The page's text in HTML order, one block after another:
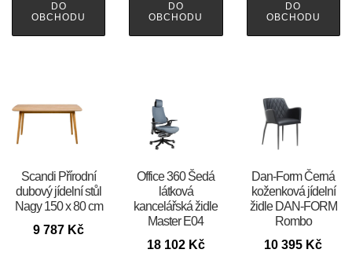
DO
OBCHODU
DO
OBCHODU
DO
OBCHODU
Scandi Přírodní
dubový jídelní stůl
Nagy 150 x 80 cm
9 787 Kč
Office 360 Šedá
látková
kancelářská židle
Master E04
18 102 Kč
​​​​​Dan-Form Černá
koženková jídelní
židle DAN-FORM
Rombo
10 395 Kč